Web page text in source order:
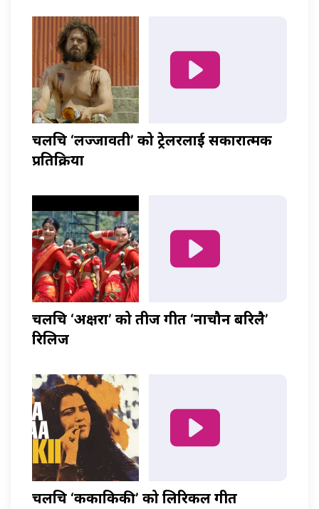
चलचित्र ‘लज्जावती’ को ट्रेलरलाई सकारात्मक
प्रतिक्रिया
चलचित्र ‘अक्षरा’ को तीज गीत ‘नाचौन बरिलै’
रिलिज
चलचित्र ‘ककाकिकी’ को लिरिकल गीत